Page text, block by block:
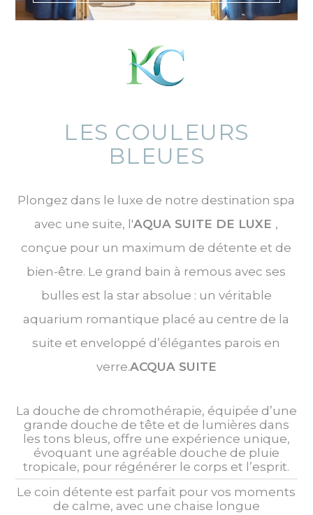
LES COULEURS
BLEUES
Plongez dans le luxe de notre destination spa
avec une suite, l'AQUA SUITE DE LUXE ,
conçue pour un maximum de détente et de
bien-être. Le grand bain à remous avec ses
bulles est la star absolue : un véritable
aquarium romantique placé au centre de la
suite et enveloppé d’élégantes parois en
verre.ACQUA SUITE
La douche de chromothérapie, équipée d’une
grande douche de tête et de lumières dans
les tons bleus, offre une expérience unique,
évoquant une agréable douche de pluie
tropicale, pour régénérer le corps et l’esprit.
Le coin détente est parfait pour vos moments
de calme, avec une chaise longue